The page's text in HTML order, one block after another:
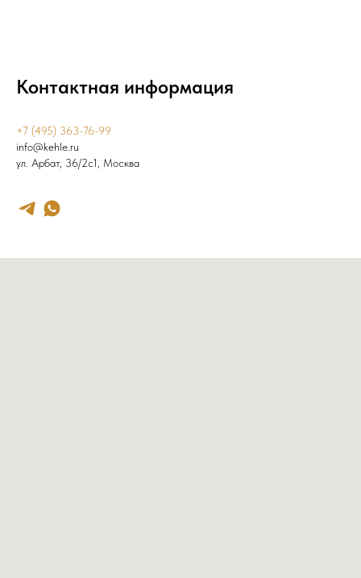
Контактная информация
+7 (495) 363-76-99
info@kehle.ru
ул. Арбат, 36/2с1, Москва